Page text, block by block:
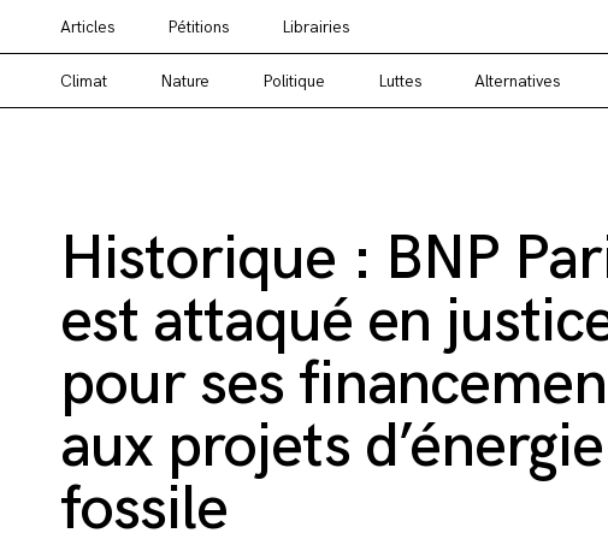
Vous cherchez un média alternatif ? Un média engagé
Articles Pétitions Librairies
Climat Nature Politique Luttes Alternatives
Historique : BNP
est attaqué en
pour ses
aux projets d’énergie
fossile